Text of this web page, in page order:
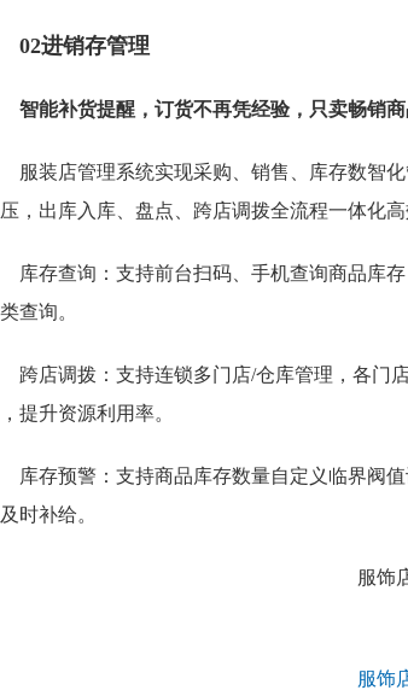
02进销存管理
智能补货提醒，订货不再凭经验，只卖畅销
服装店管理系统实现采购、销售、库存数智
，出库入库、盘点、跨店调拨全流程一体化
库存查询：支持前台扫码、手机查询商品库
查询。
跨店调拨：支持连锁多门店/仓库管理，各门
提升资源利用率。
库存预警：支持商品库存数量自定义临界阀
时补给。